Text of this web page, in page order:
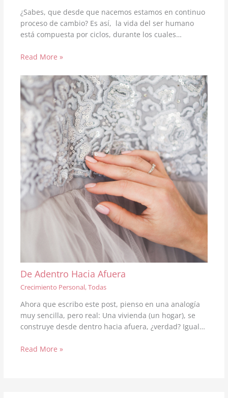
¿Sabes, que desde que nacemos estamos en continuo
proceso de cambio? Es así, la vida del ser humano
está compuesta por ciclos, durante los cuales…
Read More »
De Adentro Hacia Afuera
Crecimiento Personal,Todas
Ahora que escribo este post, pienso en una analogía
muy sencilla, pero real: Una vivienda (un hogar), se
construye desde dentro hacia afuera, ¿verdad? Igual…
Read More »